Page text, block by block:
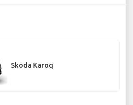
Skoda Karoq